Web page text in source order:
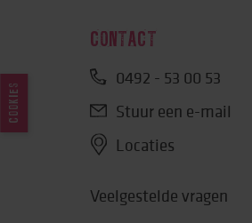
CONTACT
0492 - 53 00 53
Stuur een e-mail
Locaties
Veelgestelde vragen
COOKIES